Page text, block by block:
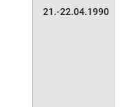
21.-22.04.1990